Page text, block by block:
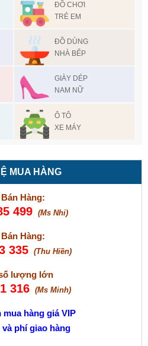
ĐỒ CHƠI
TRẺ EM
ĐỒ DÙNG
NHÀ BẾP
GIÀY DÉP
NAM NỮ
Ô TÔ
XE MÁY
MUA HÀNG
Bán Hàng:
499 (Ms Nhi)
Bán Hàng:
335 (Thu Hiền)
lượng lớn
316 (Ms Minh)
hàng giá VIP
và phí giao hàng